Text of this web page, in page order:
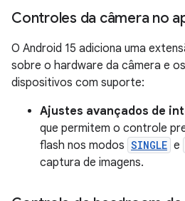
Controles da câmera no
O Android 15 adiciona uma
sobre o hardware da câmera e
dispositivos com suporte:
Ajustes avançados de
que permitem o controle
flash nos modos SINGLE e
captura de imagens.